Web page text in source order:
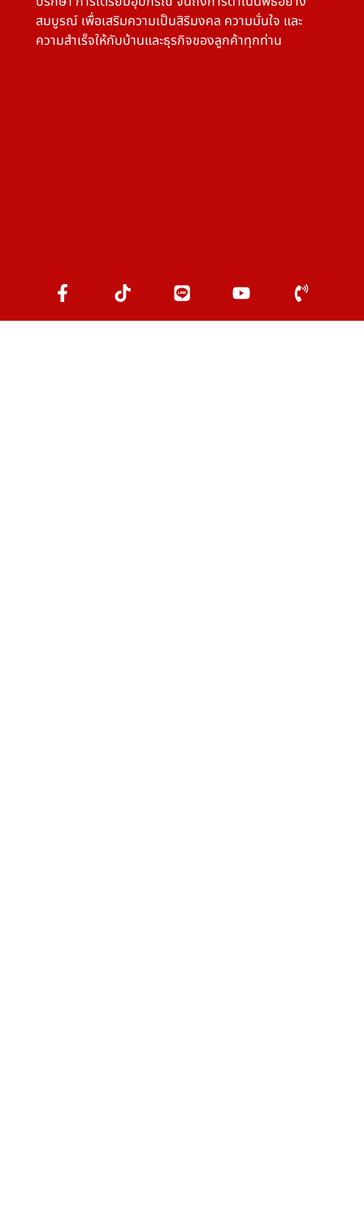
สมบูรณ์ เพื่อเสริมความเป็นสิริมงคล ความมั่นใจ และ
ความสำเร็จให้กับบ้านและธุรกิจของลูกค้าทุกท่าน